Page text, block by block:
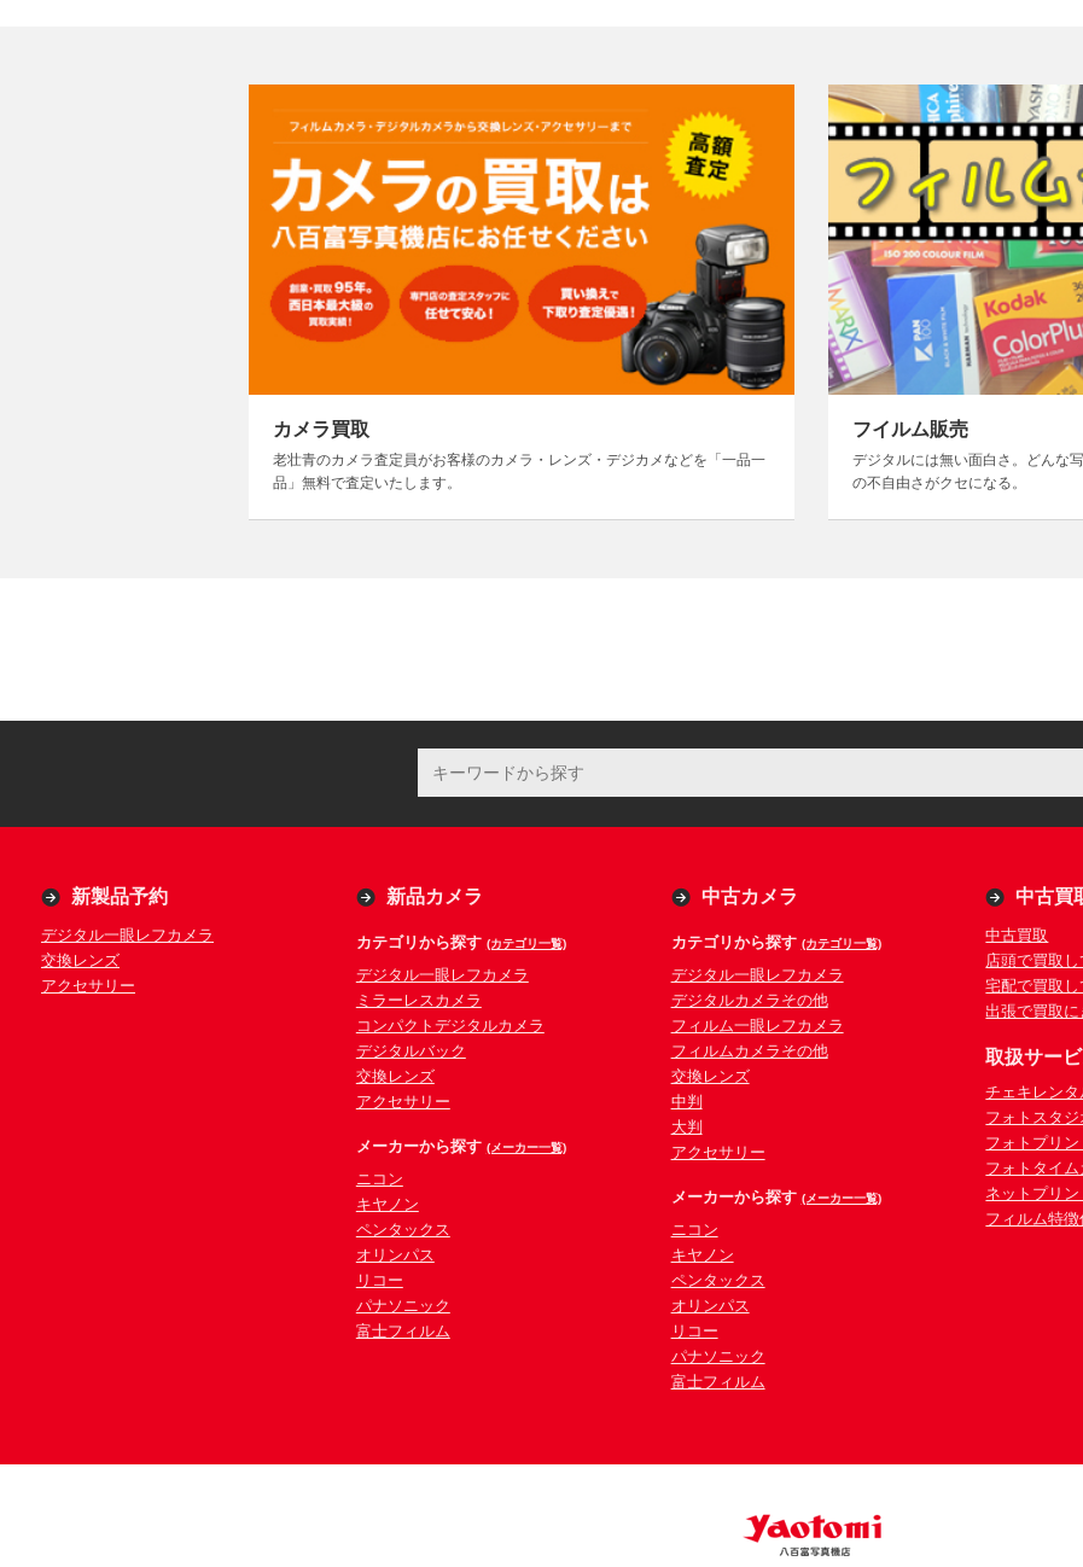
カメラ買取
老壮青のカメラ査定員がお客様のカメラ・レンズ・デジカメなどを「一品一
品」無料で査定いたします。
フイルム販売
デジタルには無い面白さ。どんな
の不自由さがクセになる。
新製品予約
デジタル一眼レフカメラ
交換レンズ
アクセサリー
新品カメラ
カテゴリから探す (カテゴリ一覧)
デジタル一眼レフカメラ
ミラーレスカメラ
コンパクトデジタルカメラ
デジタルバック
交換レンズ
アクセサリー
メーカーから探す (メーカー一覧)
ニコン
キヤノン
ペンタックス
オリンパス
リコー
パナソニック
富士フィルム
中古カメラ
カテゴリから探す (カテゴリ一覧)
デジタル一眼レフカメラ
デジタルカメラその他
フィルム一眼レフカメラ
フィルムカメラその他
交換レンズ
中判
大判
アクセサリー
メーカーから探す (メーカー一覧)
ニコン
キヤノン
ペンタックス
オリンパス
リコー
パナソニック
富士フィルム
中古買
中古買取
店頭で買取
宅配で買取
出張で買取
取扱サー
チェキレンタ
フォトスタ
フォトプリ
フォトタイ
ネットプリン
フィルム特